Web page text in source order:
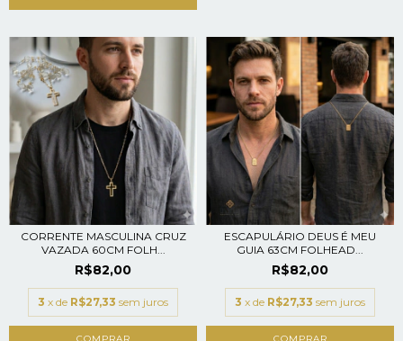
CORRENTE MASCULINA CRUZ
VAZADA 60CM FOLH...
R$82,00
3 x de R$27,33 sem juros
ESCAPULÁRIO DEUS É MEU
GUIA 63CM FOLHEAD...
R$82,00
3 x de R$27,33 sem juros